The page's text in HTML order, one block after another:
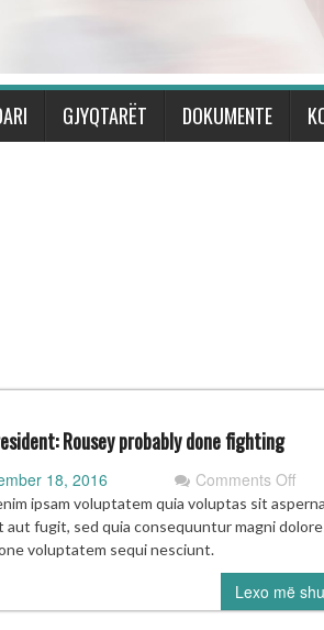
GJYQTARËT DOKUMENTE
Rousey probably done fighting
18, 2016 Comments Offon
ipsam voluptatem quia voluptas sit
aut fugit, sed quia consequuntur magni
voluptatem sequi nesciunt.
Lexo më